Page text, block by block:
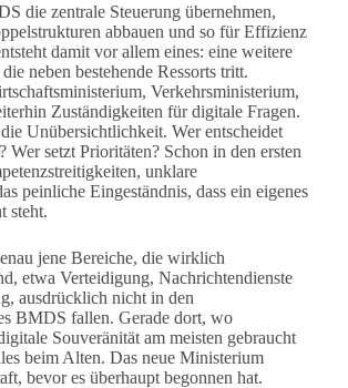
die zentrale Steuerung übernehmen,
abbauen und so für Effizienz
damit vor allem eines: eine weitere
neben bestehende Ressorts tritt.
Verkehrsministerium,
Zuständigkeiten für digitale Fragen.
Unübersichtlichkeit. Wer entscheidet
Wer setzt Prioritäten? Schon in den ersten
unklare
peinliche Eingeständnis, dass ein eigenes
steht.
jene Bereiche, die wirklich
etwa Verteidigung, Nachrichtendienste
ausdrücklich nicht in den
BMDS fallen. Gerade dort, wo
Souveränität am meisten gebraucht
beim Alten. Das neue Ministerium
bevor es überhaupt begonnen hat.